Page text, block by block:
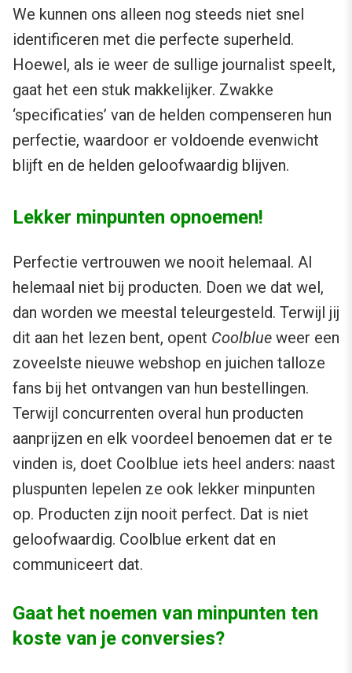
We kunnen ons alleen nog steeds niet snel
identificeren met die perfecte superheld.
Hoewel, als ie weer de sullige journalist speelt,
gaat het een stuk makkelijker. Zwakke
‘specificaties’ van de helden compenseren hun
perfectie, waardoor er voldoende evenwicht
blijft en de helden geloofwaardig blijven.
Lekker minpunten opnoemen!
Perfectie vertrouwen we nooit helemaal. Al
helemaal niet bij producten. Doen we dat wel,
dan worden we meestal teleurgesteld. Terwijl jij
dit aan het lezen bent, opent Coolblue weer een
zoveelste nieuwe webshop en juichen talloze
fans bij het ontvangen van hun bestellingen.
Terwijl concurrenten overal hun producten
aanprijzen en elk voordeel benoemen dat er te
vinden is, doet Coolblue iets heel anders: naast
pluspunten lepelen ze ook lekker minpunten
op. Producten zijn nooit perfect. Dat is niet
geloofwaardig. Coolblue erkent dat en
communiceert dat.
Gaat het noemen van minpunten ten
koste van je conversies?